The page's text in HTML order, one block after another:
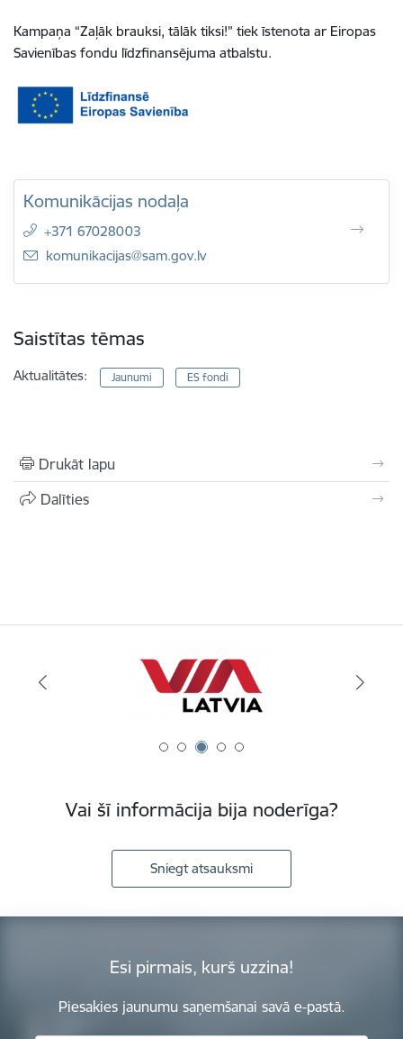
Kampaņa “Zaļāk brauksi, tālāk tiksi!” tiek īstenota ar Eiropas
Savienības fondu līdzfinansējuma atbalstu.
Komunikācijas nodaļa
+371 67028003
E-pasts:
komunikacijas@sam.gov.lv
Saistītas tēmas
Aktualitātes: Jaunumi ES fondi
Drukāt lapu
Dalīties
Vai šī informācija bija noderīga?
Sniegt atsauksmi
Esi pirmais, kurš uzzina!
Piesakies jaunumu saņemšanai savā e-pastā.